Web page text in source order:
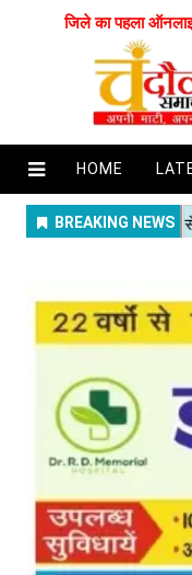
जिले का पहला
HOME